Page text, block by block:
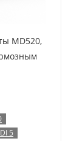
MD520,
DI 5